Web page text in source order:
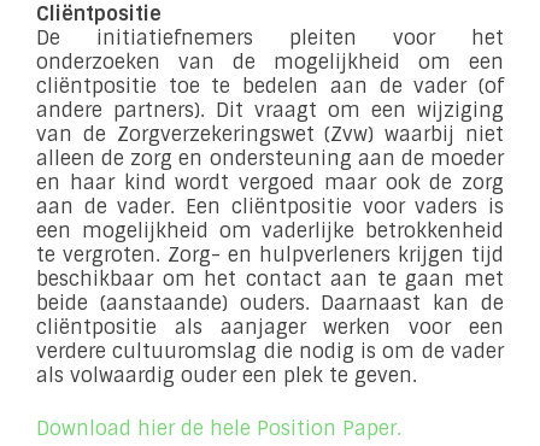
Cliëntpositie
De initiatiefnemers pleiten voor het
onderzoeken van de mogelijkheid om een
cliëntpositie toe te bedelen aan de vader (of
andere partners). Dit vraagt om een wijziging
van de Zorgverzekeringswet (Zvw) waarbij niet
alleen de zorg en ondersteuning aan de moeder
en haar kind wordt vergoed maar ook de zorg
aan de vader. Een cliëntpositie voor vaders is
een mogelijkheid om vaderlijke betrokkenheid
te vergroten. Zorg- en hulpverleners krijgen tijd
beschikbaar om het contact aan te gaan met
beide (aanstaande) ouders. Daarnaast kan de
cliëntpositie als aanjager werken voor een
verdere cultuuromslag die nodig is om de vader
als volwaardig ouder een plek te geven.
Download hier de hele Position Paper.